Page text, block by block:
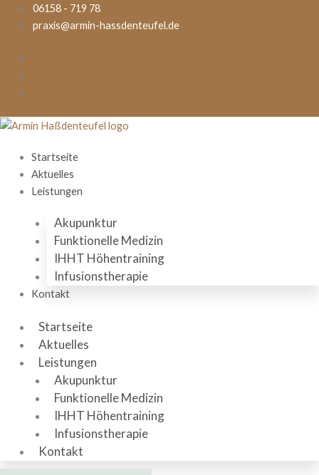
Inhalt
06158 - 719 78
praxis@armin-hassdenteufel.de
Startseite
Aktuelles
Leistungen
Akupunktur
Funktionelle Medizin
IHHT Höhentraining
Infusionstherapie
Kontakt
Startseite
Aktuelles
Leistungen
Akupunktur
Funktionelle Medizin
IHHT Höhentraining
Infusionstherapie
Kontakt